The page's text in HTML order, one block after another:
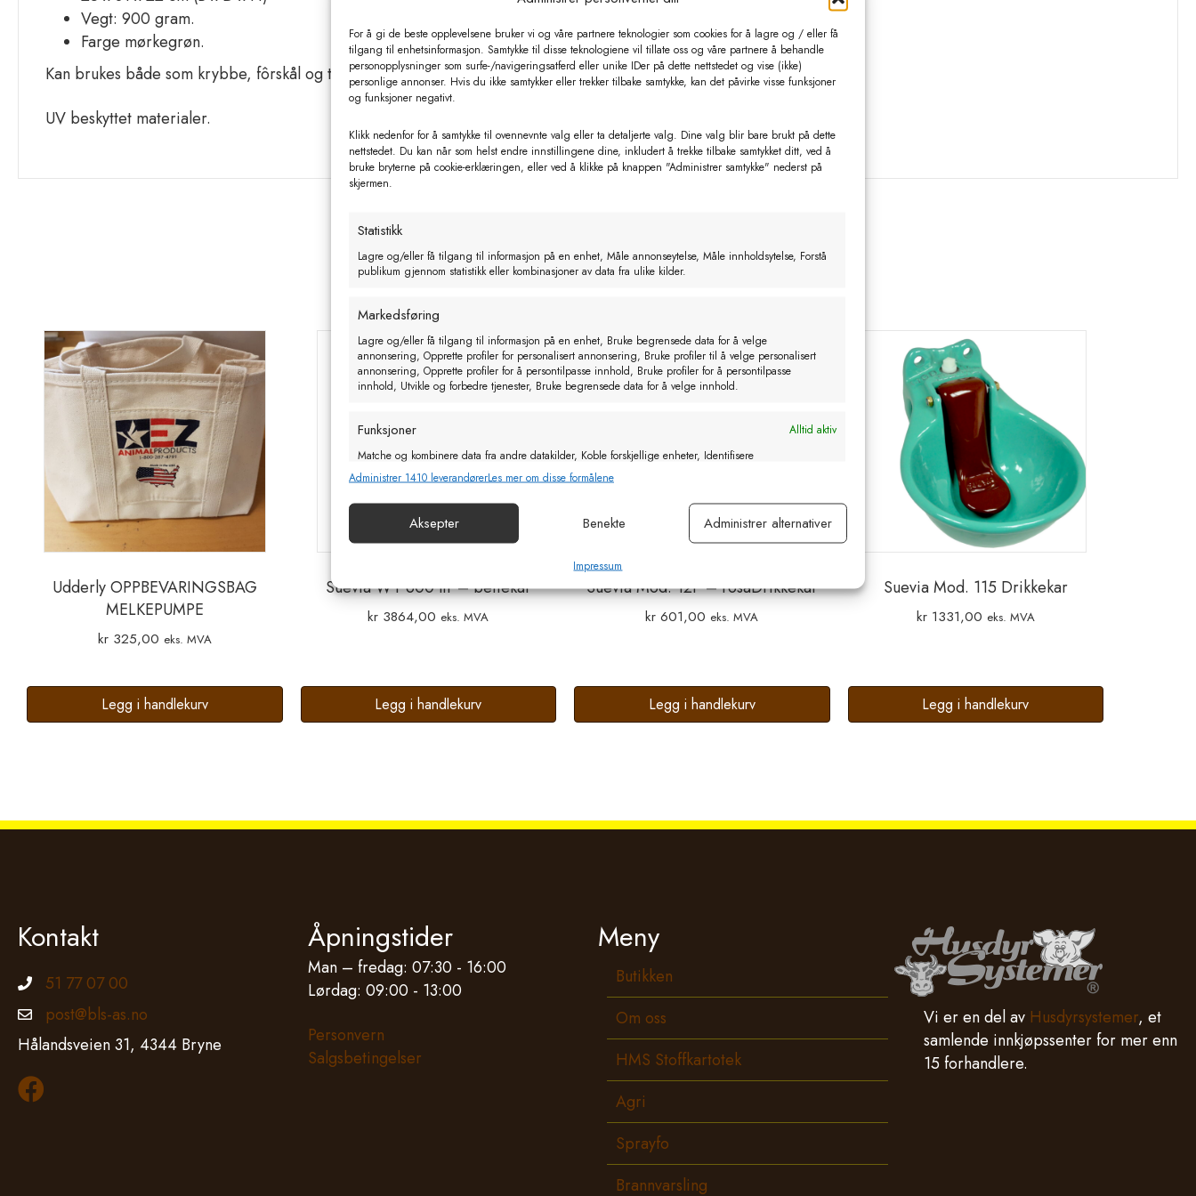
For å gi de beste opplevelsene bruker vi og våre partnere teknologier som cookies for å lagre og / eller få
tilgang til enhetsinformasjon. Samtykke til disse teknologiene vil tillate oss og våre partnere å behandle
personopplysninger som surfe-/navigeringsatferd eller unike IDer på dette nettstedet og vise (ikke)
personlige annonser. Hvis du ikke samtykker eller trekker tilbake samtykke, kan det påvirke visse funksjoner
og funksjoner negativt.
Klikk nedenfor for å samtykke til ovennevnte valg eller ta detaljerte valg. Dine valg blir bare brukt på dette
nettstedet. Du kan når som helst endre innstillingene dine, inkludert å trekke tilbake samtykket ditt, ved å
bruke bryterne på cookie-erklæringen, eller ved å klikke på knappen "Administrer samtykke" nederst på
skjermen.
Statistikk
Lagre og/eller få tilgang til informasjon på en enhet, Måle annonseytelse, Måle innholdsytelse, Forstå
publikum gjennom statistikk eller kombinasjoner av data fra ulike kilder.
Markedsføring
Lagre og/eller få tilgang til informasjon på en enhet, Bruke begrensede data for å velge
annonsering, Opprette profiler for personalisert annonsering, Bruke profiler til å velge personalisert
annonsering, Opprette profiler for å persontilpasse innhold, Bruke profiler for å persontilpasse
innhold, Utvikle og forbedre tjenester, Bruke begrensede data for å velge innhold.
Funksjoner
Alltid aktiv
Matche og kombinere data fra andre datakilder, Koble forskjellige enheter, Identifisere
enheter basert på informasjon som overføres automatisk.
Sørge for sikkerhet, forhindre og oppdage svindel og rette feil, Levere
og vise annonser og innhold, Lagre og kommunisere personvernvalg.
Alltid aktiv
Administrer 1410 leverandørerLes mer om disse formålene
Aksepter Benekte Administrer alternativer
Impressum
Vegt: 900 gram.
Farge mørkegrøn.
Kan brukes både som krybbe, fôrskål og til oppfylling av vann.
UV beskyttet materialer.
Relaterte produkter
Udderly OPPBEVARINGSBAG
MELKEPUMPE
kr325,00 eks. MVA
Legg i handlekurv
Suevia WT 600 ltr – beitekar
kr 3864,00 eks. MVA
Legg i handlekurv
Suevia Mod. 12P – rosaDrikkekar
kr 601,00 eks. MVA
Legg i handlekurv
Suevia Mod. 115 Drikkekar
kr1331,00 eks. MVA
Legg i handlekurv
Kontakt
Telefonnummer
51 77 07 00
Epostadresse
post@bls-as.no
Hålandsveien 31, 4344 Bryne
Les mer om oss på Facebook
Åpningstider
Man – fredag: 07:30 - 16:00
Lørdag: 09:00 - 13:00
Personvern
Salgsbetingelser
Meny
Butikken
Om oss
HMS Stoffkartotek
Agri
Sprayfo
Brannvarsling
Vi er en del av Husdyrsystemer, et
samlende innkjøpssenter for mer enn
15 forhandlere.